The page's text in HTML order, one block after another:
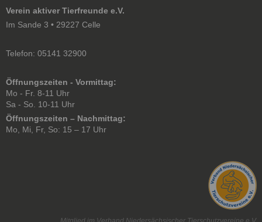
Verein aktiver Tierfreunde e.V.
Im Sande 3 • 29227 Celle
Telefon: 05141 32900
Öffnungszeiten - Vormittag:
Mo - Fr. 8-11 Uhr
Sa - So. 10-11 Uhr
Öffnungszeiten – Nachmittag:
Mo, Mi, Fr, So: 15 – 17 Uhr